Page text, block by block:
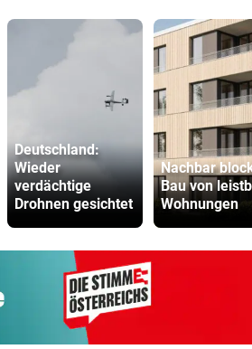
Deutschland:
Wieder
verdächtige
Drohnen gesichtet
Nachbar
Bau von
Wohnungen